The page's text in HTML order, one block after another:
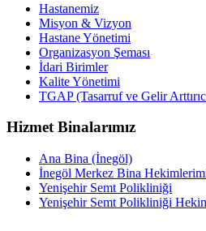
Hastanemiz
Misyon & Vizyon
Hastane Yönetimi
Organizasyon Şeması
İdari Birimler
Kalite Yönetimi
TGAP (Tasarruf ve Gelir
Hizmet Binalarımız
Ana Bina (İnegöl)
İnegöl Merkez Bina
Yenişehir Semt Polikliniği
Yenişehir Semt Polikliniği